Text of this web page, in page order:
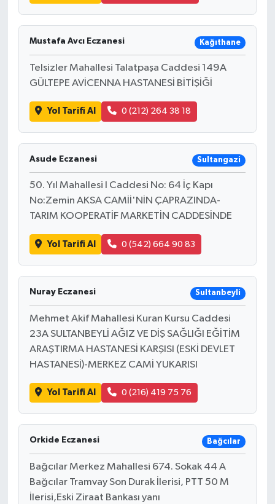
Mustafa Avcı Eczanesi Kağıthane
Telsizler Mahallesi Talatpaşa Caddesi 149A
GÜLTEPE AVİCENNA HASTANESİ BİTİŞİĞİ
Yol Tarifi Al 0 (212) 264 38 18
Asude Eczanesi Sultangazi
50. Yıl Mahallesi I Caddesi No: 64 İç Kapı
No:Zemin AKSA CAMİİ'NİN ÇAPRAZINDA-
TARIM KOOPERATİF MARKETİN CADDESİNDE
Yol Tarifi Al 0 (542) 664 90 83
Nuray Eczanesi Sultanbeyli
Mehmet Akif Mahallesi Kuran Kursu Caddesi
23A SULTANBEYLİ AĞIZ VE DİŞ SAĞLIĞI EĞİTİM
ARAŞTIRMA HASTANESİ KARŞISI (ESKİ DEVLET
HASTANESİ)-MERKEZ CAMİ YUKARISI
Yol Tarifi Al 0 (216) 419 75 76
Orkide Eczanesi Bağcılar
Bağcılar Merkez Mahallesi 674. Sokak 44 A
Bağcılar Tramvay Son Durak İlerisi, PTT 50 M
İlerisi,Eski Ziraat Bankası yanı